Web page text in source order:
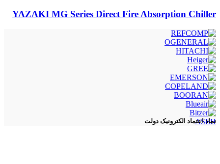
YAZAKI MG Series Direct Fire Absorption Chiller
ASEH
نماد اعتماد الکترونیک دولت